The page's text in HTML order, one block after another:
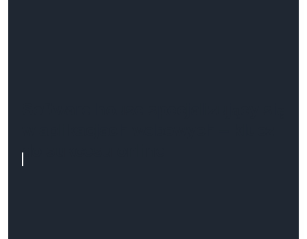
do sukcesu online